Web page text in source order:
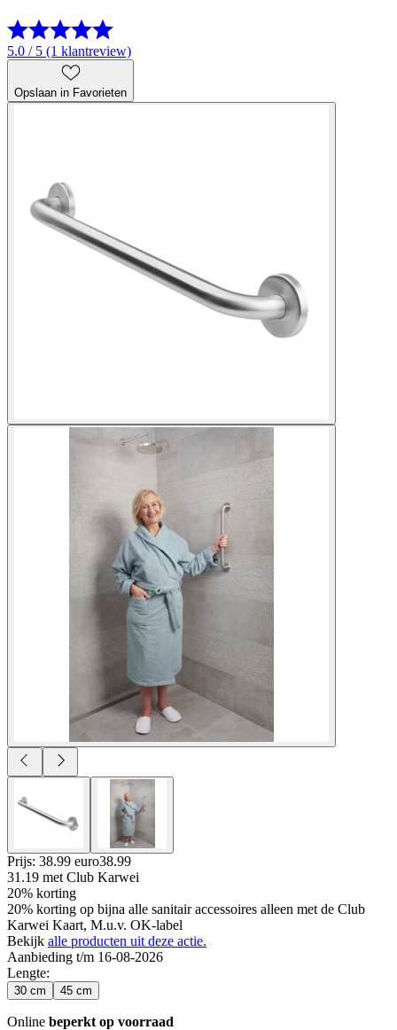
5.0 / 5 (1 klantreview)
Opslaan in Favorieten
Prijs: 38.99 euro38.99
31.19 met Club Karwei
20% korting
20% korting op bijna alle sanitair accessoires alleen met de Club
Karwei Kaart, M.u.v. OK-label
Bekijk alle producten uit deze actie.
Aanbieding t/m 16-08-2026
Lengte:
30 cm 45 cm
Online beperkt op voorraad